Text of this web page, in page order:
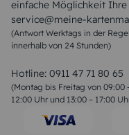
einfache Möglichkeit
service@meine-
(Antwort Werktags in der Regel
innerhalb von 24 Stunden)
Hotline: 0911 47 71 80 65
(Montag bis Freitag von 09:00
12:00 Uhr und 13:00 – 17:00
Muttertagssprüche
Sprüche zur Hochzeit
Sprüche zur Konfirmation &
Weihnachtsgedichte
Liebessprüche
Geburtstagssprüche
Trauersprüche
Konfirmation Glückwünsche